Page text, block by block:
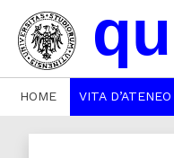
HOME VITA D’ATENEO